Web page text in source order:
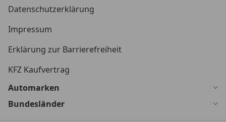
Datenschutzerklärung
Impressum
Erklärung zur Barrierefreiheit
KFZ Kaufvertrag
Automarken
Bundesländer